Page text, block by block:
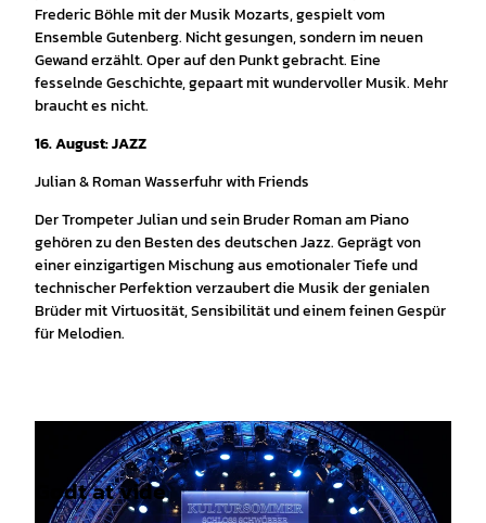
Frederic Böhle mit der Musik Mozarts, gespielt vom
Ensemble Gutenberg. Nicht gesungen, sondern im neuen
Gewand erzählt. Oper auf den Punkt gebracht. Eine
fesselnde Geschichte, gepaart mit wundervoller Musik. Mehr
braucht es nicht.
16. August: JAZZ
Julian & Roman Wasserfuhr with Friends
Der Trompeter Julian und sein Bruder Roman am Piano
gehören zu den Besten des deutschen Jazz. Geprägt von
einer einzigartigen Mischung aus emotionaler Tiefe und
technischer Perfektion verzaubert die Musik der genialen
Brüder mit Virtuosität, Sensibilität und einem feinen Gespür
für Melodien.
Godt at vide